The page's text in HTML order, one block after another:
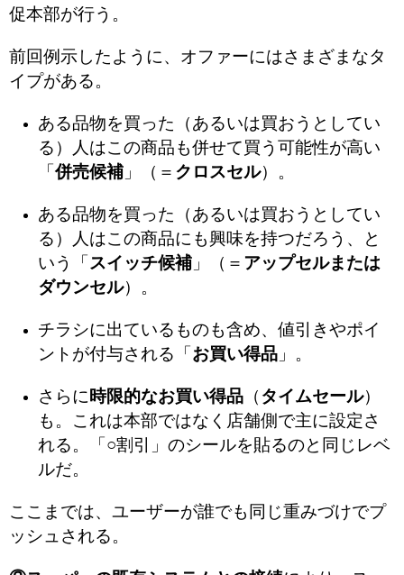
促本部が行う。
前回例示したように、オファーにはさまざまなタ
イプがある。
ある品物を買った（あるいは買おうとしてい
る）人はこの商品も併せて買う可能性が高い
「併売候補 」（＝ クロスセル）。
ある品物を買った（あるいは買おうとしてい
る）人はこの商品にも興味を持つだろう、と
いう「スイッチ候補 」（＝ アップセルまたは
ダウンセル）。
チラシに出ているものも含め、値引きやポイ
ントが付与される「お買い得品 」。
さらに時限的なお買い得品 （ タイムセール）
も。これは本部ではなく店舗側で主に設定さ
れる。「○割引」のシールを貼るのと同じレベ
ルだ。
ここまでは、ユーザーが誰でも同じ重みづけでプ
ッシュされる。